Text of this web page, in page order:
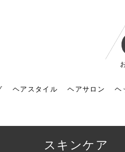
ヘアスタイル ヘアサロン ヘ
スキンケア